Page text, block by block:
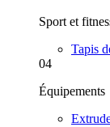
Sport et
Tapis
04
Équipements